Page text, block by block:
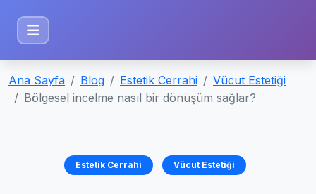
Ana Sayfa Blog Estetik Cerrahi
Vücut Estetiği
Bölgesel incelme nasıl bir dönüşüm sağlar?
Estetik Cerrahi Vücut Estetiği